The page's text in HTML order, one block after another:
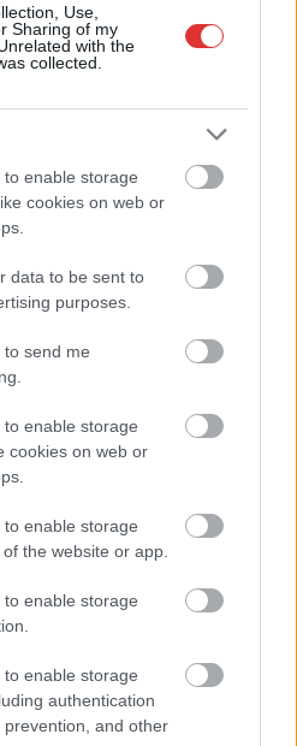
Use,
Sharing of my
with the
collected.
enable storage
cookies on web or
data to be sent to
purposes.
to send me
enable storage
cookies on web or
enable storage
the website or app.
enable storage
enable storage
authentication
and other
vidéken járunk, de...
Adja